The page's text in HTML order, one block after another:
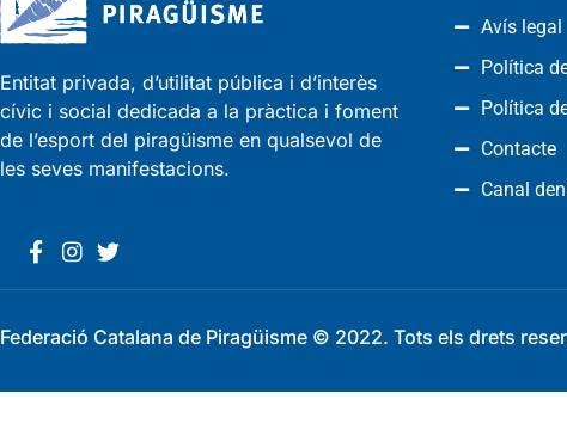
Entitat privada, d’utilitat pública i d’interès
cívic i social dedicada a la pràctica i foment
de l’esport del piragüisme en qualsevol de
les seves manifestacions.
Avís legal
Política
Política
Contacte
Canal
Federació Catalana de Piragüisme © 2022. Tots els drets